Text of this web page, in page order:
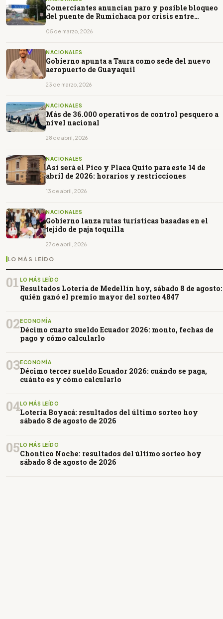
Comerciantes anuncian paro y posible bloqueo
del puente de Rumichaca por crisis entre
05 de marzo, 2026
NACIONALES
Gobierno apunta a Taura como sede del nuevo
aeropuerto de Guayaquil
23 de marzo, 2026
NACIONALES
Más de 36.000 operativos de control pesquero a
nivel nacional
28 de abril, 2026
NACIONALES
Asi será el Pico y Placa Quito para este 14 de
abril de 2026: horarios y restricciones
13 de abril, 2026
NACIONALES
Gobierno lanza rutas turísticas basadas en el
tejido de paja toquilla
27 de abril, 2026
LO MÁS LEÍDO
01 LO MÁS LEÍDO
Resultados Lotería de Medellín hoy, sábado 8 de agosto:
quién ganó el premio mayor del sorteo 4847
02 ECONOMÍA
Décimo cuarto sueldo Ecuador 2026: monto, fechas de
pago y cómo calcularlo
03ECONOMÍA
Décimo tercer sueldo Ecuador 2026: cuándo se paga,
cuánto es y cómo calcularlo
04LO MÁS LEÍDO
Lotería Boyacá: resultados del último sorteo hoy
sábado 8 de agosto de 2026
05 LO MÁS LEÍDO
Chontico Noche: resultados del último sorteo hoy
sábado 8 de agosto de 2026